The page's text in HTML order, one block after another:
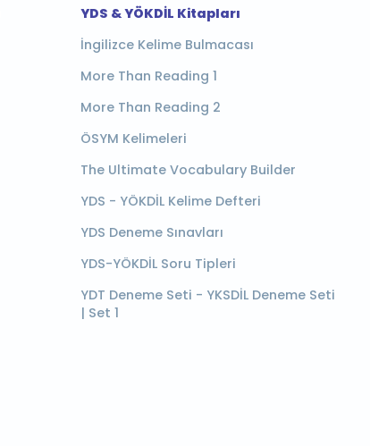
YDS & YÖKDİL Kitapları
İngilizce Kelime Bulmacası
More Than Reading 1
More Than Reading 2
ÖSYM Kelimeleri
The Ultimate Vocabulary Builder
YDS - YÖKDİL Kelime Defteri
YDS Deneme Sınavları
YDS-YÖKDİL Soru Tipleri
YDT Deneme Seti - YKSDİL Deneme Seti
| Set 1